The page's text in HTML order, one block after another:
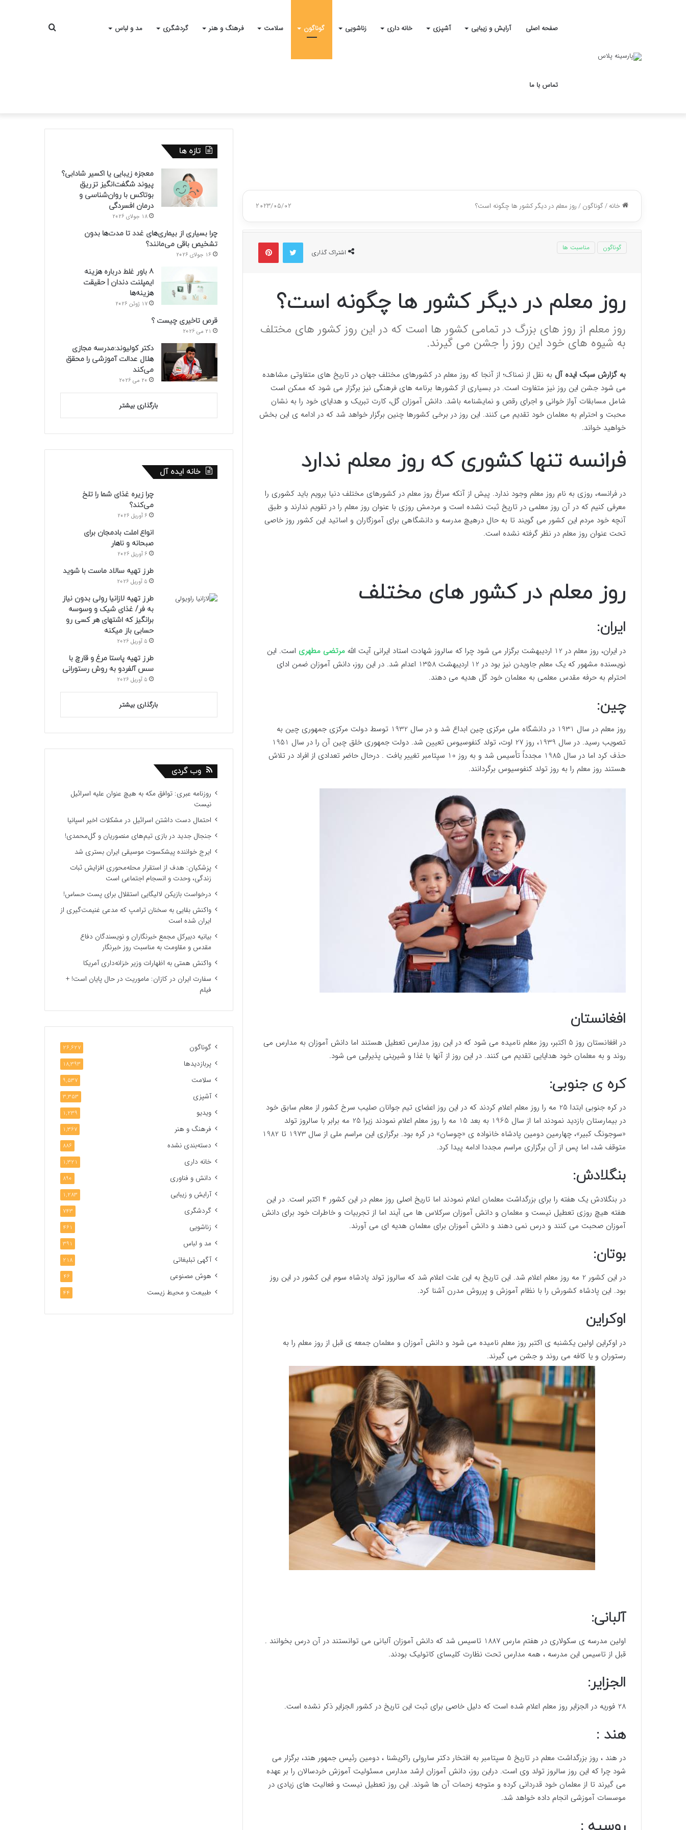
صفحه اصلی آرایش و زیبایی آشپزی خانه داری زناشویی گوناگون سلامت فرهنگ و هنر گردشگری مد و لباس
تماس با ما
جستجو
خانه/گوناگون/روز معلم در دیگر کشور ها چگونه است؟ 2023/05/02
اشتراک گذاری
توییتر پینتریست
گوناگون مناسبت ها
روز معلم در دیگر کشور ها چگونه است؟
روز معلم از روز های بزرگ در تمامی کشور ها است که در این روز کشور های مختلف
به شیوه های خود این روز را جشن می گیرند.
به گزارش سبک ایده آل به نقل از نمناک؛ از آنجا که روز معلم در کشورهای مختلف جهان در تاریخ های متفاوتی مشاهده
می شود جشن این روز نیز متفاوت است. در بسیاری از کشورها برنامه های فرهنگی نیز برگزار می شود که ممکن است
شامل مسابقات آواز خوانی و اجرای رقص و نمایشنامه باشد. دانش آموزان گل، کارت تبریک و هدایای خود را به نشان
محبت و احترام به معلمان خود تقدیم می کنند. این روز در برخی کشورها چنین برگزار خواهد شد که در ادامه ی این بخش
خواهید خواند.
فرانسه تنها کشوری که روز معلم ندارد
در فرانسه، روزی به نام روز معلم وجود ندارد. پیش از آنکه سراغ روز معلم در کشورهای مختلف دنیا برویم باید کشوری را
معرفی کنیم که در آن روز معلمی در تاریخ ثبت نشده است و مردمش روزی با عنوان روز معلم را در تقویم ندارند و طبق
آنچه خود مردم این کشور می گویند تا به حال درهیچ مدرسه و دانشگاهی برای آموزگاران و اساتید این کشور روز خاصی
تحت عنوان روز معلم در نظر گرفته نشده است.
روز معلم در کشور های مختلف
ایران:
در ایران، روز معلم در 12 اردیبهشت برگزار می شود چرا که سالروز شهادت استاد ایرانی آیت الله مرتضی مطهری است. این
نویسنده مشهور که یک معلم جاویدن نیز بود در 12 اردیبهشت 1358 اعدام شد. در این روز، دانش آموزان ضمن ادای
احترام به حرفه مقدس معلمی به معلمان خود گل هدیه می دهند.
چین:
روز معلم در سال 1931 در دانشگاه ملی مرکزی چین ابداع شد و در سال 1932 توسط دولت مرکزی جمهوری چین به
تصویب رسید. در سال 1939، روز 27 اوت، تولد کنفوسیوس تعیین شد. دولت جمهوری خلق چین آن را در سال 1951
حذف کرد اما در سال 1985 مجدداً تأسیس شد و به روز 10 سپتامبر تغییر یافت . درحال حاضر تعدادی از افراد در تلاش
هستند روز معلم را به روز تولد کنفوسیوس برگردانند.
افغانستان
در افغانستان روز 5 اکتبر، روز معلم نامیده می شود که در این روز مدارس تعطیل هستند اما دانش آموزان به مدارس می
روند و به معلمان خود هدایایی تقدیم می کنند. در این روز از آنها با غذا و شیرینی پذیرایی می شود.
کره ی جنوبی:
در کره جنوبی ابتدا 25 مه را روز معلم اعلام کردند که در این روز اعضای تیم جوانان صلیب سرخ کشور از معلم سابق خود
در بیمارستان بازدید نمودند اما از سال 1965 به بعد 15 مه را روز معلم اعلام نمودند زیرا 25 مه برابر با سالروز تولد
«سوجونگ کبیر»، چهارمین دومین پادشاه خانواده ی «چوسان» در کره بود. برگزاری این مراسم ملی از سال 1973 تا 1982
متوقف شد، اما پس از آن برگزاری مراسم مجددا ادامه پیدا کرد.
بنگلادش:
در بنگلادش یک هفته را برای بزرگداشت معلمان اعلام نمودند اما تاریخ اصلی روز معلم در این کشور 4 اکتبر است. در این
هفته هیچ روزی تعطیل نیست و معلمان و دانش آموزان سرکلاس ها می آیند اما از تجربیات و خاطرات خود برای دانش
آموزان صحبت می کنند و درس نمی دهند و دانش آموزان برای معلمان هدیه ای می آورند.
بوتان:
در این کشور 2 مه روز معلم اعلام شد. این تاریخ به این علت اعلام شد که سالروز تولد پادشاه سوم این کشور در این روز
بود. این پادشاه کشورش را با نظام آموزش و پرروش مدرن آشنا کرد.
اوکراین
در اوکراین اولین یکشنبه ی اکتبر روز معلم نامیده می شود و دانش آموزان و معلمان جمعه ی قبل از روز معلم را به
رستوران و یا کافه می روند و جشن می گیرند.
آلبانی:
اولین مدرسه ی سکولاری در هفتم مارس 1887 تاسیس شد که دانش آموزان آلبانی می توانستند در آن درس بخوانند .
قبل از تاسیس این مدرسه ، همه مدارس تحت نظارت کلیسای کاتولیک بودند.
الجزایر:
28 فوریه در الجزایر روز معلم اعلام شده است که دلیل خاصی برای ثبت این تاریخ در کشور الجزایر ذکر نشده است.
هند :
در هند ، روز بزرگداشت معلم در تاریخ 5 سپتامبر به افتخار دکتر سارولی راکریشنا ، دومین رئیس جمهور هند، برگزار می
شود چرا که این روز سالروز تولد وی است. دراین روز، دانش آموزان ارشد مدارس مسئولیت آموزش خردسالان را بر عهده
می گیرند تا از معلمان خود قدردانی کرده و متوجه زحمات آن ها شوند. این روز تعطیل نیست و فعالیت های زیادی در
موسسات آموزشی انجام داده خواهد شد.
تازه ها
معجزه زیبایی یا اکسیر شادابی؟
پیوند شگفت‌انگیز تزریق
بوتاکس با روان‌شناسی و
درمان افسردگی
18 جولای 2026
چرا بسیاری از بیماری‌های غدد تا مدت‌ها بدون
تشخیص باقی می‌مانند؟
16 جولای 2026
8 باور غلط درباره هزینه
ایمپلنت دندان | حقیقت
هزینه‌ها
17 ژوئن 2026
قرص تاخیری چیست ؟
21 می 2026
دکتر کولیوند:مدرسه مجازی
هلال عدالت آموزشی را محقق
می‌کند
20 می 2026
بارگذاری بیشتر
خانه ایده آل
چرا زیره غذای شما را تلخ
می‌کند؟
6 آوریل 2026
انواع املت بادمجان برای
صبحانه و ناهار
6 آوریل 2026
طرز تهیه سالاد ماست با شوید
5 آوریل 2026
طرز تهیه لازانیا رولی بدون نیاز
به فر/ غذای شیک و وسوسه
برانگیز که اشتهای هر کسی رو
حسابی باز میکنه
5 آوریل 2026
طرز تهیه پاستا مرغ و قارچ با
سس آلفردو به روش رستورانی
5 آوریل 2026
بارگذاری بیشتر
وب گردی
روزنامه عبری: توافق مکه به هیچ عنوان علیه اسرائیل
نیست
احتمال دست داشتن اسرائیل در مشکلات اخیر اسپانیا
جنجال جدید در بازی تیم‌های منصوریان و گل‌محمدی!
ایرج خواننده پیشکسوت موسیقی ایران بستری شد
پزشکیان: هدف از استقرار محله‌محوری افزایش ثبات
زندگی، وحدت و انسجام اجتماعی است
درخواست بازیکن لالیگایی استقلال برای پست حساس!
واکنش بقایی به سخنان ترامپ که مدعی غنیمت‌گیری از
ایران شده است
بیانیه دبیرکل مجمع خبرنگاران و نویسندگان دفاع
مقدس و مقاومت به مناسبت روز خبرنگار
واکنش همتی به اظهارات وزیر خزانه‌داری آمریکا
سفارت ایران در کازان: ماموریت در حال پایان است! +
فیلم
گوناگون 26,627
پربازدیدها 18,393
سلامت 9,537
آشپزی 3,353
ویدیو 1,239
فرهنگ و هنر 1,367
دسته‌بندی نشده 886
خانه داری 1,321
دانش و فناوری 890
آرایش و زیبایی 1,283
گردشگری 743
زناشویی 461
مد و لباس 391
آگهی تبلیغاتی 218
هوش مصنوعی 46
طبیعت و محیط زیست 44